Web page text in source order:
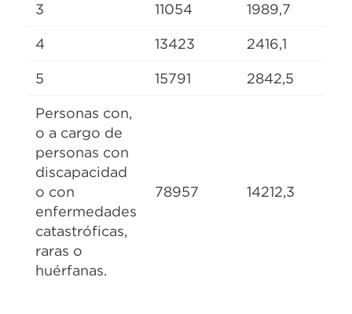
3 11054 1989,7
4 13423 2416,1
5 15791 2842,5
Personas con,
o a cargo de
personas con
discapacidad
o con
enfermedades
catastróficas,
raras o
huérfanas.
78957 14212,3